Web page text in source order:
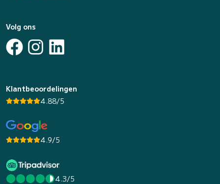
Volg ons
Klantbeoordelingen
4.88/5
4.9/5
4.3/5